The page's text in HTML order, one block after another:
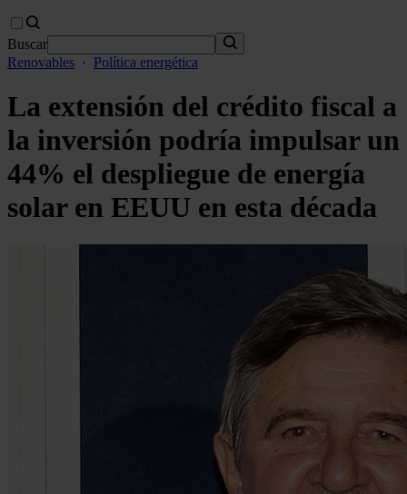
Buscar
Renovables · Política energética
La extensión del crédito fiscal a
la inversión podría impulsar un
44% el despliegue de energía
solar en EEUU en esta década